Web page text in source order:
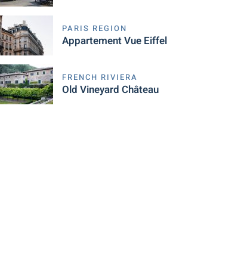
PARIS REGION
Appartement Vue Eiffel
FRENCH RIVIERA
Old Vineyard Château